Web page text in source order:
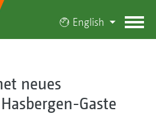
English
neues
Gaste